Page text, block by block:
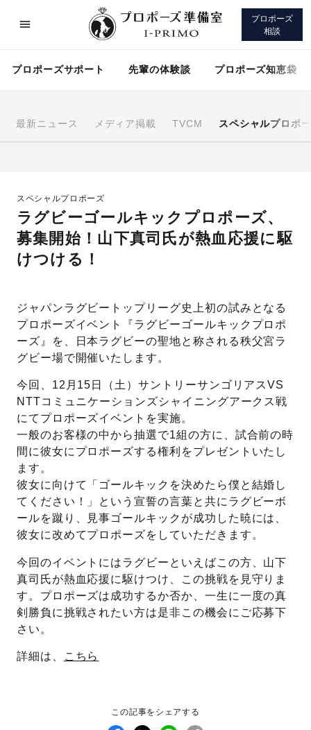
プロポーズ
相談
プロポーズサポート 先輩の体験談 プロポーズ知恵袋
最新ニュース メディア掲載 TVCM スペシャルプロポ
スペシャルプロポーズ
ラグビーゴールキックプロポーズ、
募集開始！山下真司氏が熱血応援に駆
けつける！
ジャパンラグビートップリーグ史上初の試みとなる
プロポーズイベント『ラグビーゴールキックプロポ
ーズ』を、日本ラグビーの聖地と称される秩父宮ラ
グビー場で開催いたします。
今回、12月15日（土）サントリーサンゴリアスVS
NTTコミュニケーションズシャイニングアークス戦
にてプロポーズイベントを実施。
一般のお客様の中から抽選で1組の方に、試合前の時
間に彼女にプロポーズする権利をプレゼントいたし
ます。
彼女に向けて「ゴールキックを決めたら僕と結婚し
てください！」という宣誓の言葉と共にラグビーボ
ールを蹴り、見事ゴールキックが成功した暁には、
彼女に改めてプロポーズをしていただきます。
今回のイベントにはラグビーといえばこの方、山下
真司氏が熱血応援に駆けつけ、この挑戦を見守りま
す。プロポーズは成功するか否か、一生に一度の真
剣勝負に挑戦されたい方は是非この機会にご応募下
さい。
詳細は、 こちら
この記事をシェアする
プロポーズサポート 先輩の体験談
プロポーズ知恵袋
プロポーズサポートの流れ
スペシャルプロポーズイベント
プロポーズアイテム
おすすめの婚約指輪
パーフェクトプロポーズリング ®
プロポーズシチュエーション診断
婚約指輪マッチング診断
プロポーズプラン検索
先輩の体験談
プロポーズ知恵袋
プロポーズ意識調査結果一覧
婚約指輪選び方ガイド
ダイヤモンドの品質とは？
プロポーズの方法
タイミング
プレゼント
アイプリモについて
ニュース
婚約指輪のご購入と
プロポーズのご相談
I-PRIMO公式サイト